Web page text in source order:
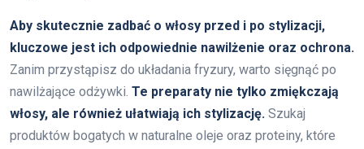
Aby skutecznie zadbać o włosy przed i po stylizacji,
kluczowe jest ich odpowiednie nawilżenie oraz ochrona.
Zanim przystąpisz do układania fryzury, warto sięgnąć po
nawilżające odżywki. Te preparaty nie tylko zmiękczają
włosy, ale również ułatwiają ich stylizację. Szukaj
produktów bogatych w naturalne oleje oraz proteiny, które